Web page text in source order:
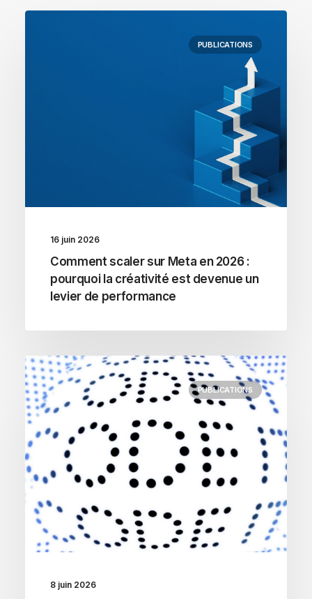
PUBLICATIONS
16 juin 2026
Comment scaler sur Meta en 2026 :
pourquoi la créativité est devenue un
levier de performance
PUBLICATIONS
8 juin 2026